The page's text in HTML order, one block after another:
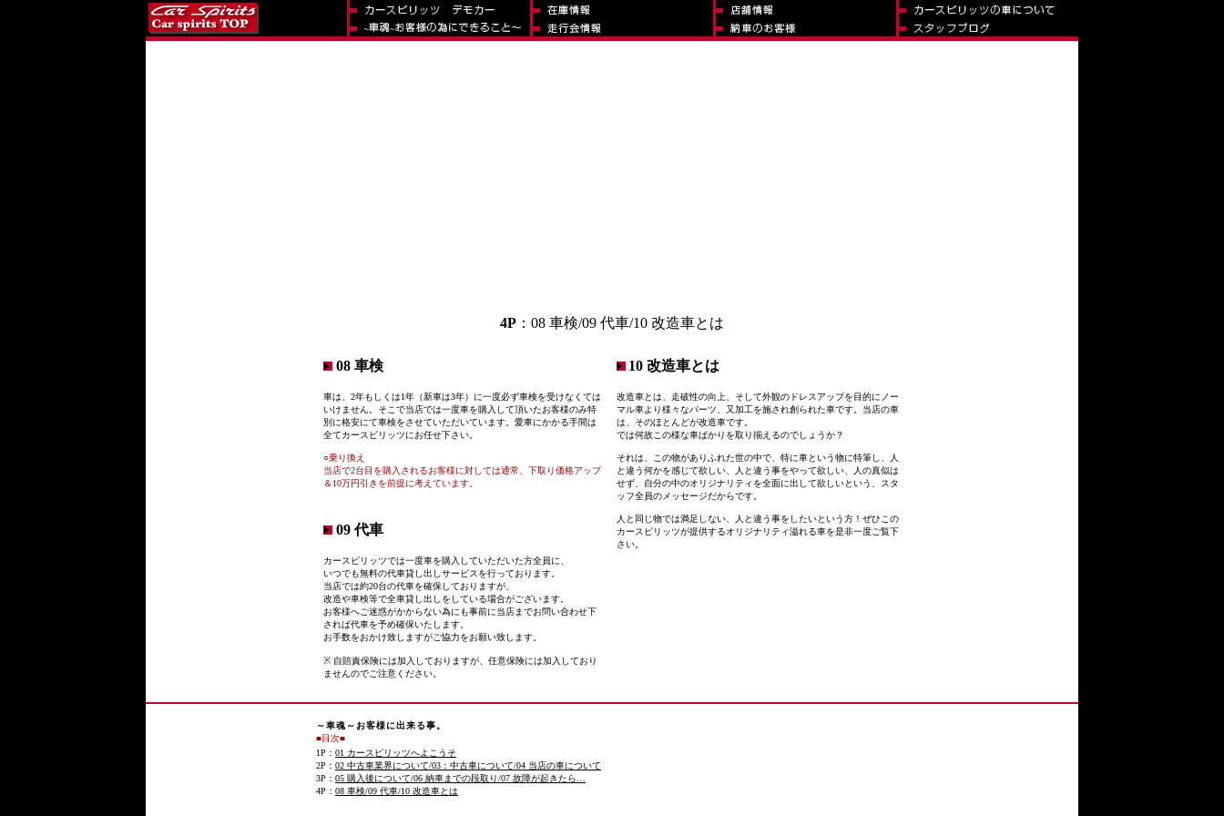
4P ：08 車検/09 代車/10 改造車とは
08 車検
車は、2年もしくは1年（新車は3年）に一度必ず車検を受けなくては
いけません。そこで当店では一度車を購入して頂いたお客様のみ特
別に格安にて車検をさせていただいています。愛車にかかる手間は
全てカースピリッツにお任せ下さい。
○乗り換え
当店で2台目を購入されるお客様に対しては通常、下取り価格アップ
＆10万円引きを前提に考えています。
09 代車
カースピリッツでは一度車を購入していただいた方全員に、
いつでも無料の代車貸し出しサービスを行っております。
当店では約20台の代車を確保しておりますが、
改造や車検等で全車貸し出しをしている場合がございます。
お客様へご迷惑がかからない為にも事前に当店までお問い合わせ下
されば代車を予め確保いたします。
お手数をおかけ致しますがご協力をお願い致します。
※ 自賠責保険には加入しておりますが、任意保険には加入しており
ませんのでご注意ください。
10 改造車とは
改造車とは、走破性の向上、そして外観のドレスアップを目的にノー
マル車より様々なパーツ、又加工を施され創られた車です。当店の車
は、そのほとんどが改造車です。
では何故この様な車ばかりを取り揃えるのでしょうか？
それは、この物がありふれた世の中で、特に車という物に特筆し、人
と違う何かを感じて欲しい、人と違う事をやって欲しい、人の真似は
せず、自分の中のオリジナリティを全面に出して欲しいという、スタ
ッフ全員のメッセージだからです。
人と同じ物では満足しない、人と違う事をしたいという方！ぜひこの
カースピリッツが提供するオリジナリティ溢れる車を是非一度ご覧下
さい。
～車魂～お客様に出来る事。
■目次■
1P： 01 カースピリッツへよこうそ
2P： 02 中古車業界について/03：中古車について/04 当店の車について
3P： 05 購入後について/06 納車までの段取り/07 故障が起きたら…
4P： 08 車検/09 代車/10 改造車とは